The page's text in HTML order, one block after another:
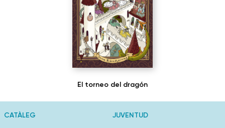
El torneo del dragón
CATÀLEG JUVENTUD